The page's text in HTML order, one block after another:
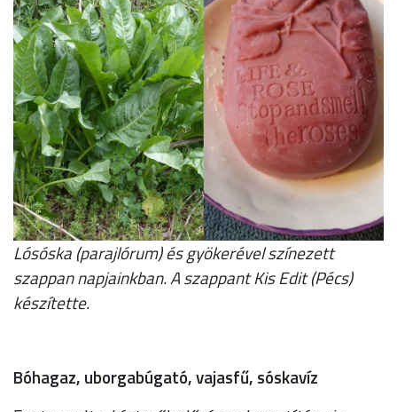
Lósóska (parajlórum) és gyökerével színezett
szappan napjainkban. A szappant Kis Edit (Pécs)
készítette.
Bóhagaz, uborgabúgató, vajasfű, sóskavíz